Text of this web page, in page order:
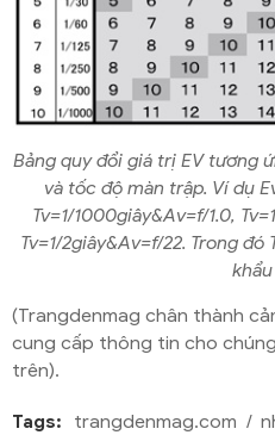
Bảng quy đổi giá trị EV tương
và tốc độ màn trập. Ví dụ
Tv=1/1000giây&Av=f/1.0,
Tv=1/2giây&Av=f/22. Trong
(Trangdenmag chân thành
cung cấp thông tin cho
trên).
Tags: trangdenmag.com